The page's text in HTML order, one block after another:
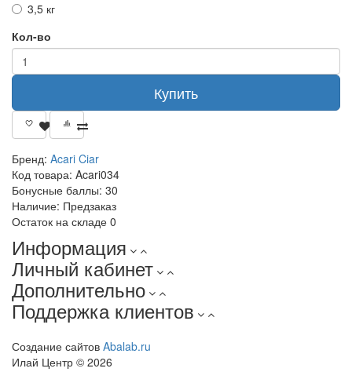
3,5 кг
Кол-во
Купить
Бренд: Acari Ciar
Код товара: Acari034
Бонусные баллы: 30
Наличие: Предзаказ
Остаток на складе 0
Информация
Личный кабинет
Дополнительно
Поддержка клиентов
Создание сайтов Abalab.ru
Илай Центр © 2026